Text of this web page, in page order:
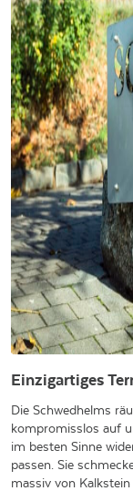
Einzigartiges
Die Schwedhelms
kompromisslos auf
im besten Sinne
passen. Sie
massiv von